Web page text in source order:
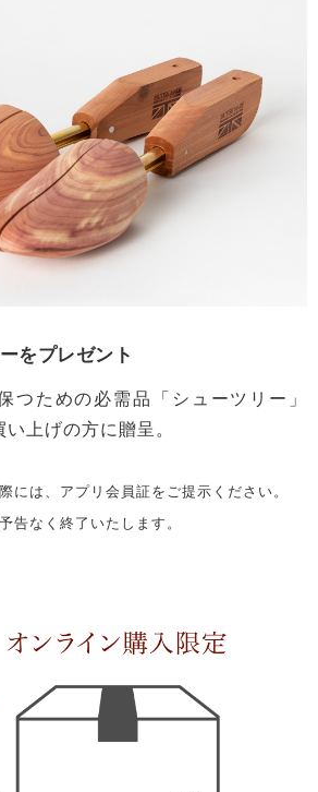
をプレゼント
つための必需品「シューツリー」
上げの方に贈呈。
には、アプリ会員証をご提示ください。
告なく終了いたします。